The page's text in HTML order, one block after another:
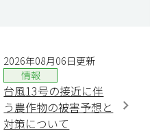
2026年08月06日更新
情報
台風13号の接近に伴
う農作物の被害予想と
対策について